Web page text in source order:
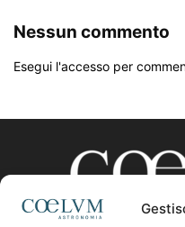
Nessun commento
Esegui l'accesso per